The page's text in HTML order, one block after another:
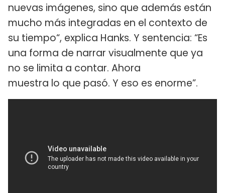
nuevas imágenes, sino que además están
mucho más integradas en el contexto de
su tiempo“, explica Hanks. Y sentencia: “Es
una forma de narrar visualmente que ya
no se limita a contar. Ahora
muestra lo que pasó. Y eso es enorme”.